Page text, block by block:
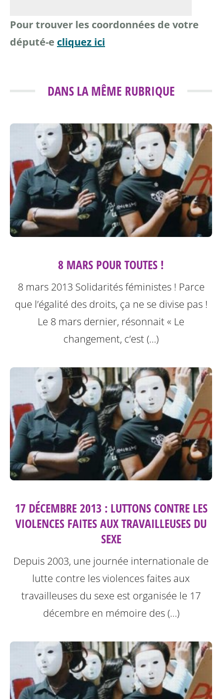
Pour trouver les coordonnées de votre
député-e cliquez ici
DANS LA MÊME RUBRIQUE
8 MARS POUR TOUTES !
8 mars 2013 Solidarités féministes ! Parce
que l’égalité des droits, ça ne se divise pas !
Le 8 mars dernier, résonnait « Le
changement, c’est (…)
17 DÉCEMBRE 2013 : LUTTONS CONTRE LES
VIOLENCES FAITES AUX TRAVAILLEUSES DU
SEXE
Depuis 2003, une journée internationale de
lutte contre les violences faites aux
travailleuses du sexe est organisée le 17
décembre en mémoire des (…)